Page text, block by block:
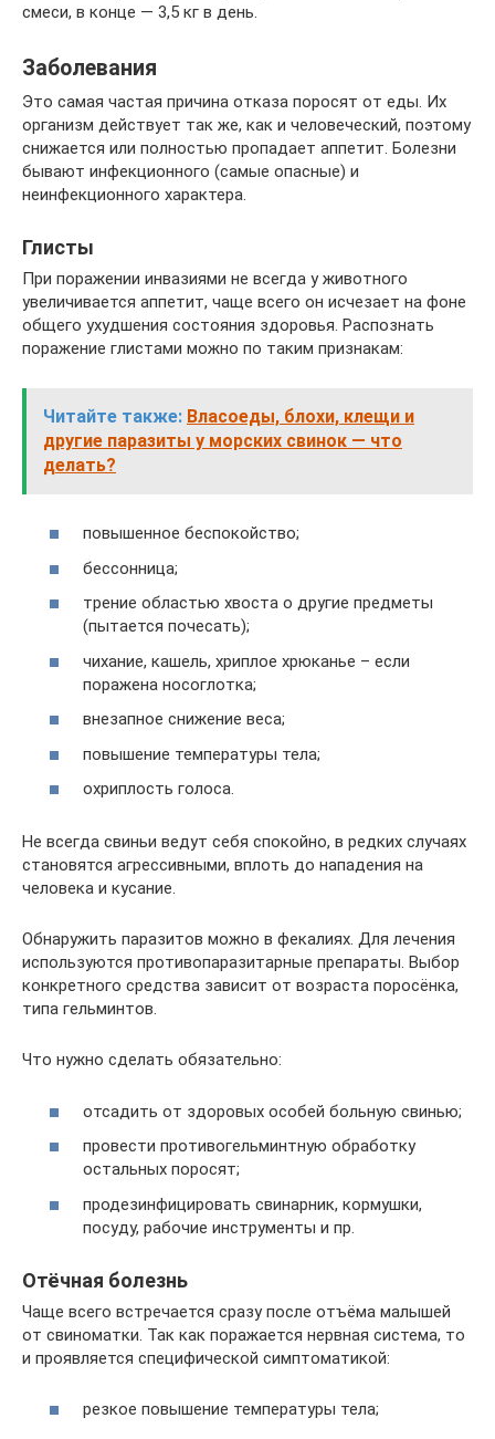
смеси, в конце — 3,5 кг в день.
Заболевания
Это самая частая причина отказа поросят от еды. Их
организм действует так же, как и человеческий, поэтому
снижается или полностью пропадает аппетит. Болезни
бывают инфекционного (самые опасные) и
неинфекционного характера.
Глисты
При поражении инвазиями не всегда у животного
увеличивается аппетит, чаще всего он исчезает на фоне
общего ухудшения состояния здоровья. Распознать
поражение глистами можно по таким признакам:
Читайте также: Власоеды, блохи, клещи и
другие паразиты у морских свинок — что
делать?
повышенное беспокойство;
бессонница;
трение областью хвоста о другие предметы
(пытается почесать);
чихание, кашель, хриплое хрюканье – если
поражена носоглотка;
внезапное снижение веса;
повышение температуры тела;
охриплость голоса.
Не всегда свиньи ведут себя спокойно, в редких случаях
становятся агрессивными, вплоть до нападения на
человека и кусание.
Обнаружить паразитов можно в фекалиях. Для лечения
используются противопаразитарные препараты. Выбор
конкретного средства зависит от возраста поросёнка,
типа гельминтов.
Что нужно сделать обязательно:
отсадить от здоровых особей больную свинью;
провести противогельминтную обработку
остальных поросят;
продезинфицировать свинарник, кормушки,
посуду, рабочие инструменты и пр.
Отёчная болезнь
Чаще всего встречается сразу после отъёма малышей
от свиноматки. Так как поражается нервная система, то
и проявляется специфической симптоматикой:
резкое повышение температуры тела;